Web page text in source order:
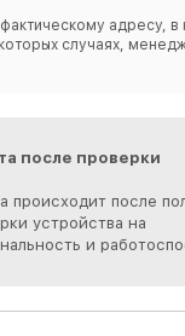
адресу,
случаях,
после проверки
происходит после
устройства на
и